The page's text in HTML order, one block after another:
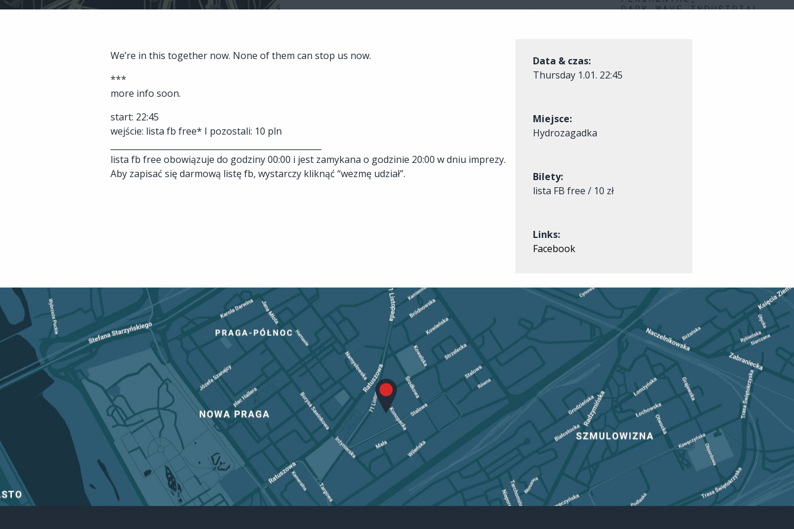
We’re in this together now. None of them can stop us now.
***
more info soon.
start: 22:45
wejście: lista fb free* I pozostali: 10 pln
lista fb free obowiązuje do godziny 00:00 i jest zamykana o godzinie 20:00 w dniu imprezy.
Aby zapisać się darmową listę fb, wystarczy kliknąć “wezmę udział”.
Data & czas:
Thursday 1.01. 22:45
Miejsce:
Hydrozagadka
Bilety:
lista FB free / 10 zł
Links:
Facebook